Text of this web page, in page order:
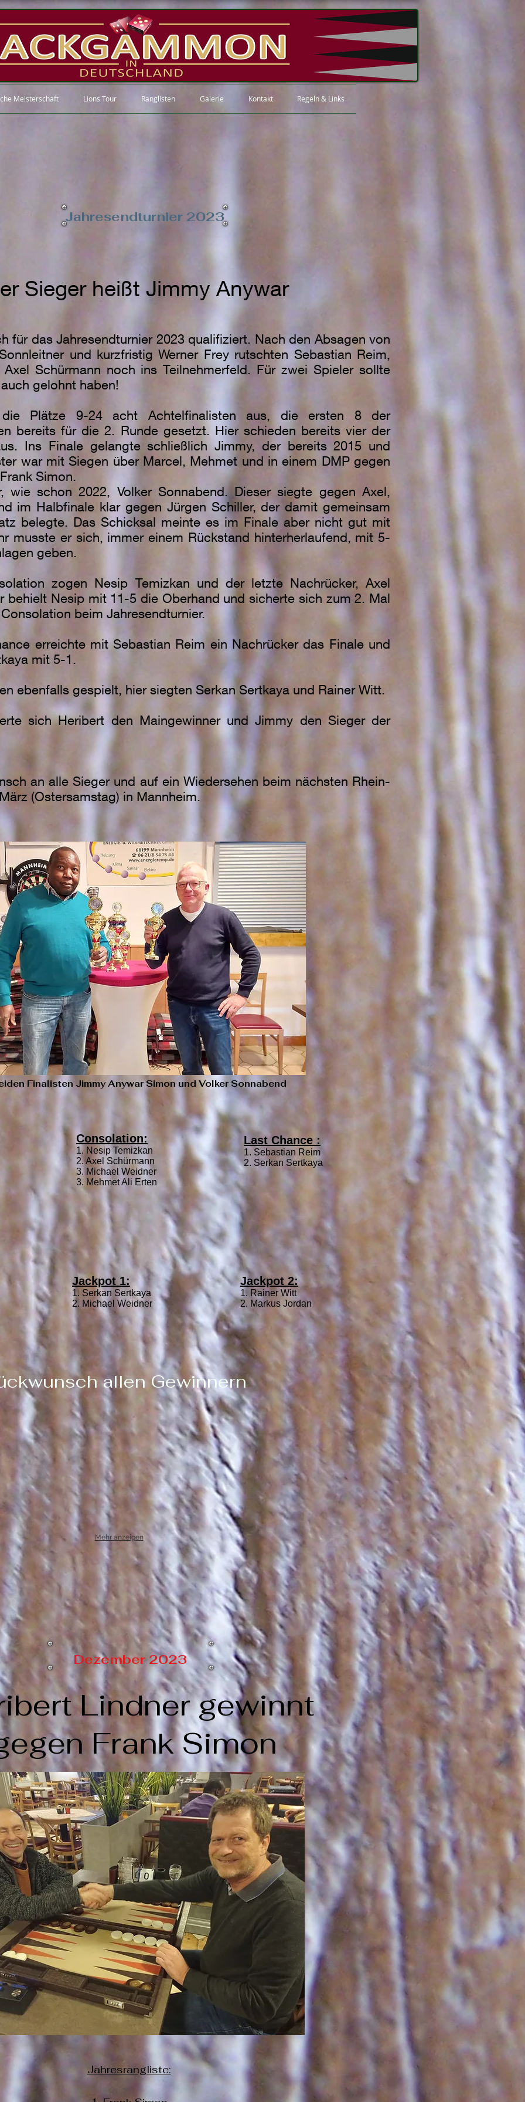
Meisterschaft Lions Tour Ranglisten Galerie Kontakt Regeln & Links
Jahresendturnier 2023
Sieger heißt Jimmy Anywar
für das Jahresendturnier 2023 qualifiziert. Nach den Absagen von
und kurzfristig Werner Frey rutschten Sebastian Reim,
Schürmann noch ins Teilnehmerfeld. Für zwei Spieler sollte
gelohnt haben!
die Plätze 9-24 acht Achtelfinalisten aus, die ersten 8 der
bereits für die 2. Runde gesetzt. Hier schieden bereits vier der
Ins Finale gelangte schließlich Jimmy, der bereits 2015 und
war mit Siegen über Marcel, Mehmet und in einem DMP gegen
Simon.
wie schon 2022, Volker Sonnabend. Dieser siegte gegen Axel,
im Halbfinale klar gegen Jürgen Schiller, der damit gemeinsam
belegte. Das Schicksal meinte es im Finale aber nicht gut mit
musste er sich, immer einem Rückstand hinterherlaufend, mit 5-
geben.
zogen Nesip Temizkan und der letzte Nachrücker, Axel
behielt Nesip mit 11-5 die Oberhand und sicherte sich zum 2. Mal
beim Jahresendturnier.
erreichte mit Sebastian Reim ein Nachrücker das Finale und
mit 5-1.
ebenfalls gespielt, hier siegten Serkan Sertkaya und Rainer Witt.
sich Heribert den Maingewinner und Jimmy den Sieger der
an alle Sieger und auf ein Wiedersehen beim nächsten Rhein-
(Ostersamstag) in Mannheim.
Finalisten Jimmy Anywar Simon und Volker Sonnabend
Consolation:
1. Nesip Temizkan
2. Axel Schürmann
3. Michael Weidner
3. Mehmet Ali Erten
Last Chance :
1. Sebastian Reim
2. Serkan Sertkaya
Jackpot 1:
1. Serkan Sertkaya
2. Michael Weidner
Jackpot 2:
1. Rainer Witt
2. Markus Jordan
allen Gewinnern
Mehr anzeigen
Dezember 2023
Lindner gewinnt
Frank Simon
Jahresrangliste: